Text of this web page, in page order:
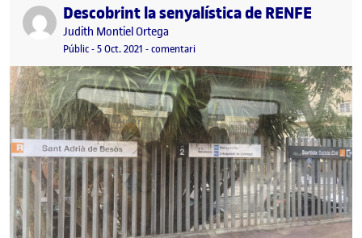
Publicat perDescobrint la senyalística de RENFE
Publicat per
Judith Montiel Ortega
Visibilitat:
Públic-Data de publicació
5 Oct. 2021 -comentariel Descobrint la senyalística de RENFE